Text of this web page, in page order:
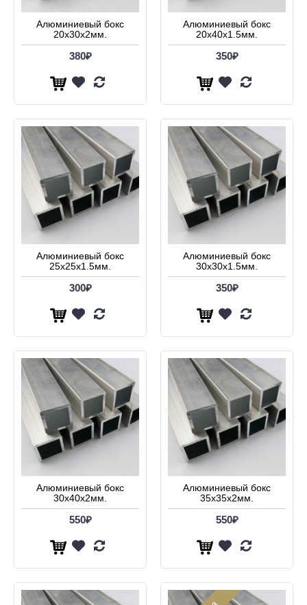
Алюминиевый бокс
20х30х2мм.
380₽
Алюминиевый бокс
20х40х1.5мм.
350₽
Алюминиевый бокс
25х25х1.5мм.
300₽
Алюминиевый бокс
30х30х1.5мм.
350₽
Алюминиевый бокс
30х40х2мм.
550₽
Алюминиевый бокс
35х35х2мм.
550₽